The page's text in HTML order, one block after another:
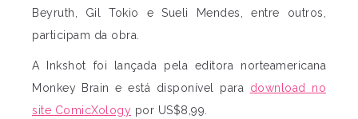
Beyruth, Gil Tokio e Sueli Mendes, entre outros,
participam da obra.
A Inkshot foi lançada pela editora norteamericana
Monkey Brain e está disponível para download no
site ComicXology por US$8,99.